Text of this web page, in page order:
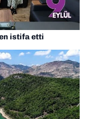
istifa etti